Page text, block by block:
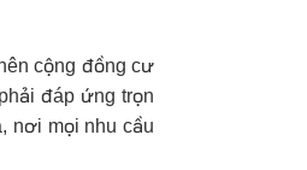
cộng đồng cư
đáp ứng trọn
nơi mọi nhu cầu